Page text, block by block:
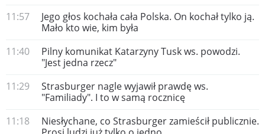
11:57
Jego głos kochała cała Polska. On kochał tylko ją.
Mało kto wie, kim była
11:40
Pilny komunikat Katarzyny Tusk ws. powodzi.
"Jest jedna rzecz"
11:29
Strasburger nagle wyjawił prawdę ws.
"Familiady". I to w samą rocznicę
11:18
Niesłychane, co Strasburger zamieścił publicznie.